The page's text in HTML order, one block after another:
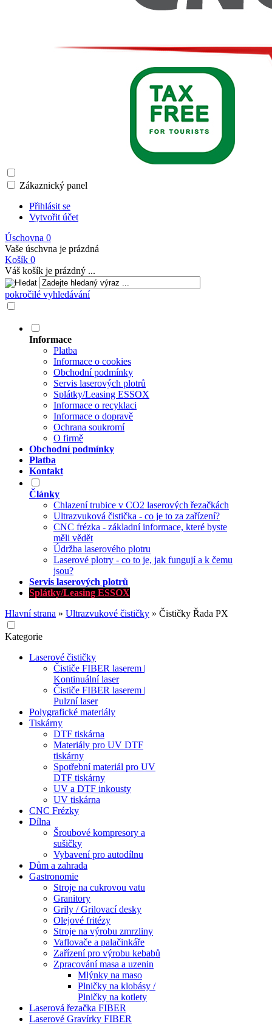
Zákaznický panel
Přihlásit se
Vytvořit účet
Úschovna 0
Vaše úschvna je prázdná
Košík 0
Váš košík je prázdný ...
pokročilé vyhledávání
Informace
Platba
Informace o cookies
Obchodní podmínky
Servis laserových plotrů
Splátky/Leasing ESSOX
Informace o recyklaci
Informace o dopravě
Ochrana soukromí
O firmě
Obchodní podmínky
Platba
Kontakt
Články
Chlazení trubice v CO2 laserových řezačkách
Ultrazvuková čistička - co je to za zařízení?
CNC frézka - základní informace, které byste
měli vědět
Údržba laserového plotru
Laserové plotry - co to je, jak fungují a k čemu
jsou?
Servis laserových plotrů
Splátky/Leasing ESSOX
Hlavní strana » Ultrazvukové čističky » Čističky Řada PX
Kategorie
Laserové čističky
Čističe FIBER laserem |
Kontinuální laser
Čističe FIBER laserem |
Pulzní laser
Polygrafické materiály
Tiskárny
DTF tiskárna
Materiály pro UV DTF
tiskárny
Spotřební materiál pro UV
DTF tiskárny
UV a DTF inkousty
UV tiskárna
CNC Frézky
Dílna
Šroubové kompresory a
sušičky
Vybavení pro autodílnu
Dům a zahrada
Gastronomie
Stroje na cukrovou vatu
Granitory
Grily / Grilovací desky
Olejové fritézy
Stroje na výrobu zmrzliny
Vaflovače a palačinkáře
Zařízení pro výrobu kebabů
Zpracování masa a uzenin
Mlýnky na maso
Plničky na klobásy /
Plničky na kotlety
Laserová řezačka FIBER
Laserové Gravírky FIBER